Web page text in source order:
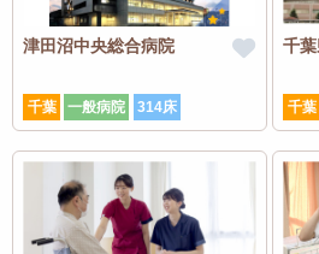
津田沼中央総合病院
千葉 一般病院 314床
千
千葉